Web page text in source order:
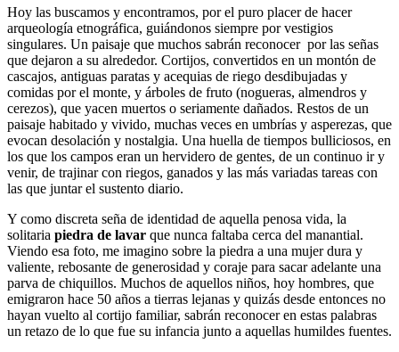
Hoy las buscamos y encontramos, por el puro placer de hacer
arqueología etnográfica, guiándonos siempre por vestigios
singulares. Un paisaje que muchos sabrán reconocer por las señas
que dejaron a su alrededor. Cortijos, convertidos en un montón de
cascajos, antiguas paratas y acequias de riego desdibujadas y
comidas por el monte, y árboles de fruto (nogueras, almendros y
cerezos), que yacen muertos o seriamente dañados. Restos de un
paisaje habitado y vivido, muchas veces en umbrías y asperezas, que
evocan desolación y nostalgia. Una huella de tiempos bulliciosos, en
los que los campos eran un hervidero de gentes, de un continuo ir y
venir, de trajinar con riegos, ganados y las más variadas tareas con
las que juntar el sustento diario.
Y como discreta seña de identidad de aquella penosa vida, la
solitaria piedra de lavar que nunca faltaba cerca del manantial.
Viendo esa foto, me imagino sobre la piedra a una mujer dura y
valiente, rebosante de generosidad y coraje para sacar adelante una
parva de chiquillos. Muchos de aquellos niños, hoy hombres, que
emigraron hace 50 años a tierras lejanas y quizás desde entonces no
hayan vuelto al cortijo familiar, sabrán reconocer en estas palabras
un retazo de lo que fue su infancia junto a aquellas humildes fuentes.